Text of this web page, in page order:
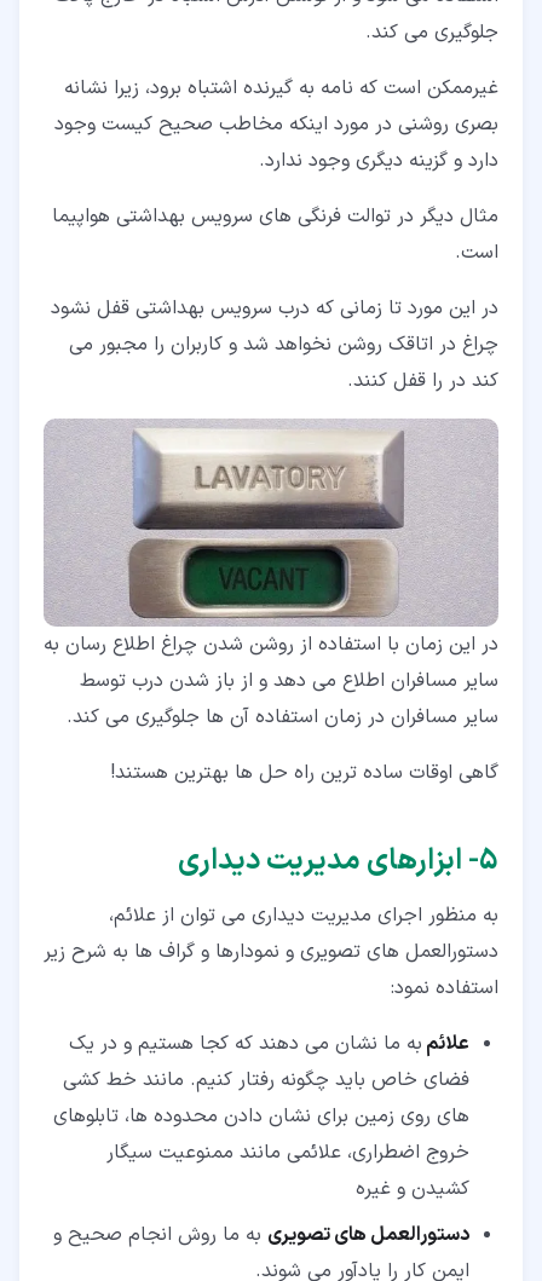
جلوگیری می کند.
غیرممکن است که نامه به گیرنده اشتباه برود، زیرا نشانه
بصری روشنی در مورد اینکه مخاطب صحیح کیست وجود
دارد و گزینه دیگری وجود ندارد.
مثال دیگر در توالت فرنگی های سرویس بهداشتی هواپیما
است.
در این مورد تا زمانی که درب سرویس بهداشتی قفل نشود
چراغ در اتاقک روشن نخواهد شد و کاربران را مجبور می
کند در را قفل کنند.
در این زمان با استفاده از روشن شدن چراغ اطلاع رسان به
سایر مسافران اطلاع می دهد و از باز شدن درب توسط
سایر مسافران در زمان استفاده آن ها جلوگیری می کند.
گاهی اوقات ساده ترین راه حل ها بهترین هستند!
۵‏- ابزارهای مدیریت دیداری
به منظور اجرای مدیریت دیداری می توان از علائم،
دستورالعمل های تصویری و نمودارها و گراف ها به شرح زیر
استفاده نمود:
علائم به ما نشان می دهند که کجا هستیم و در یک
فضای خاص باید چگونه رفتار کنیم. مانند خط کشی
های روی زمین برای نشان دادن محدوده ها، تابلوهای
خروج اضطراری، علائمی مانند ممنوعیت سیگار
کشیدن و غیره
دستورالعمل های تصویری به ما روش انجام صحیح و
ایمن کار را یادآور می شوند.